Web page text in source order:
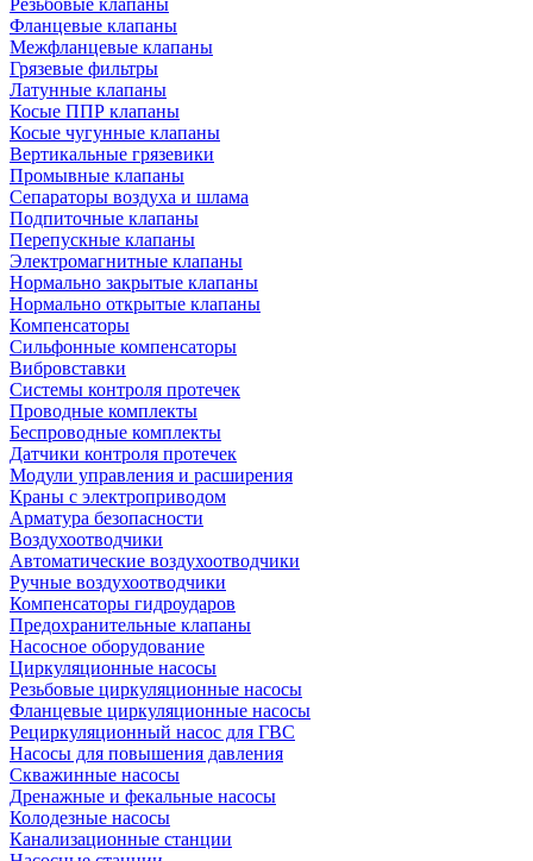
Резьбовые клапаны
Фланцевые клапаны
Межфланцевые клапаны
Грязевые фильтры
Латунные клапаны
Косые ППР клапаны
Косые чугунные клапаны
Вертикальные грязевики
Промывные клапаны
Сепараторы воздуха и шлама
Подпиточные клапаны
Перепускные клапаны
Электромагнитные клапаны
Нормально закрытые клапаны
Нормально открытые клапаны
Компенсаторы
Сильфонные компенсаторы
Вибровставки
Системы контроля протечек
Проводные комплекты
Беспроводные комплекты
Датчики контроля протечек
Модули управления и расширения
Краны с электроприводом
Арматура безопасности
Воздухоотводчики
Автоматические воздухоотводчики
Ручные воздухоотводчики
Компенсаторы гидроударов
Предохранительные клапаны
Насосное оборудование
Циркуляционные насосы
Резьбовые циркуляционные насосы
Фланцевые циркуляционные насосы
Рециркуляционный насос для ГВС
Насосы для повышения давления
Скважинные насосы
Дренажные и фекальные насосы
Колодезные насосы
Канализационные станции